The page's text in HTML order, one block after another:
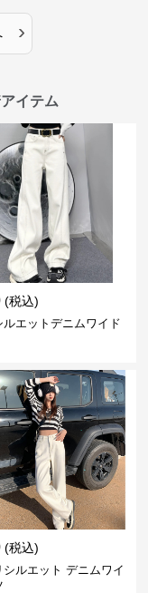
›
イテム
(税込)
ルエットデニムワイド
(税込)
シルエット デニムワイ